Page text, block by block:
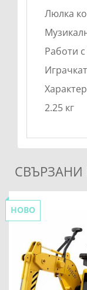
Люлка
Работи
2.25 кг
НОВО